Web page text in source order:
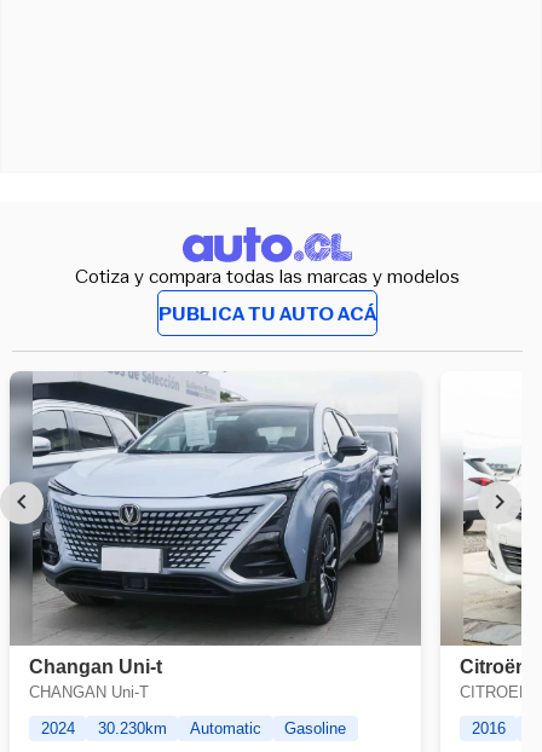
Cotiza y compara todas las marcas y modelos
PUBLICA TU AUTO ACÁ